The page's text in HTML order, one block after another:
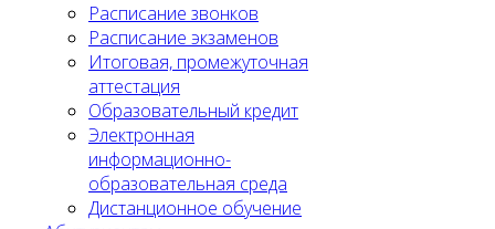
Расписание звонков
Расписание экзаменов
Итоговая, промежуточная
аттестация
Образовательный кредит
Электронная
информационно-
образовательная среда
Дистанционное обучение